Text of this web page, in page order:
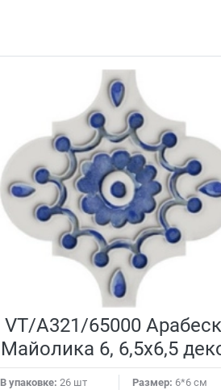
VT/A321/65000
Майолика 6, 6,5х6,5
В упаковке: 26 шт Размер: 6*6 см